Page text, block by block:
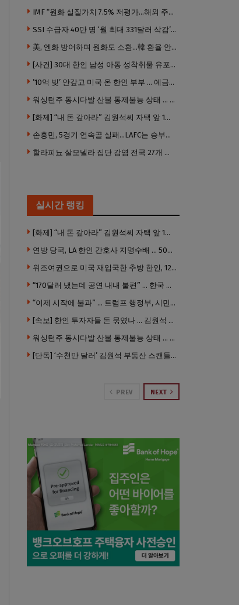
IMF “원화 실질가치 7.5% 저평가…해외 주식투자 영향”
SSI 수급자 40만 명 ‘월 최대 331달러 삭감’ 위기…10만 명은 수급자격 상실
美, 엔화 방어하며 원화도 소환…韓 환율 안정 ‘우군’ 되나
[사건] 30대 한인 남성 아동 성착취물 유포 혐의로 체포
’10억 빚’ 안갚고 미국 온 한인 부부 … 예금보험공사, 미국서 소송
워싱턴주 동시다발 산불 통제불능 상태 … 이재민 수십만명
[화제] “내 돈 갚아라” 김원석씨 자택 앞 1인 광대 시위 … 한인 투자사, “108만 달러 못받아”
손흥민, 5경기 연속골 실패…LAFC는 승부차기 끝 과달라하라 격파
할라피뇨 살모넬라 집단 감염 전국 27개 주 급속 확산
실시간 랭킹
[화제] “내 돈 갚아라” 김원석씨 자택 앞 1인 광대 시위 … 한인 투자사, “108만 달러 못받아”
연방 당국, LA 한인 간호사 지명수배 … 500만 달러 메디캐어 사기, 선고 직전 한국 도주
위조여권으로 미국 재입국한 추방 한인, 120만 달러 은행 사기 행각
“170달러 냈는데 공연 내내 불편” … 한국 코미디언 LA공연, 음향 불량에 외모 비하 개그 논란
“이제 시작에 불과” … 트럼프 행정부, 시민권 박탈 본격화
[속보] 한인 투자자들 돈 묶였나 … 김원석 회사들 챕터7 강제파산·자진파산 잇따라 신청
워싱턴주 동시다발 산불 통제불능 상태 … 이재민 수십만명
[단독] ‘수천만 달러’ 김원석 부동산 스캔들 새 국면 … 한인 투자자들 소송 잇따라 ‘디폴트’ 절차
PREV NEXT